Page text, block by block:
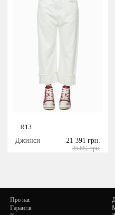
R13
Джинси
21 391 грн.
35 652 грн.
Про нас
Гарантія